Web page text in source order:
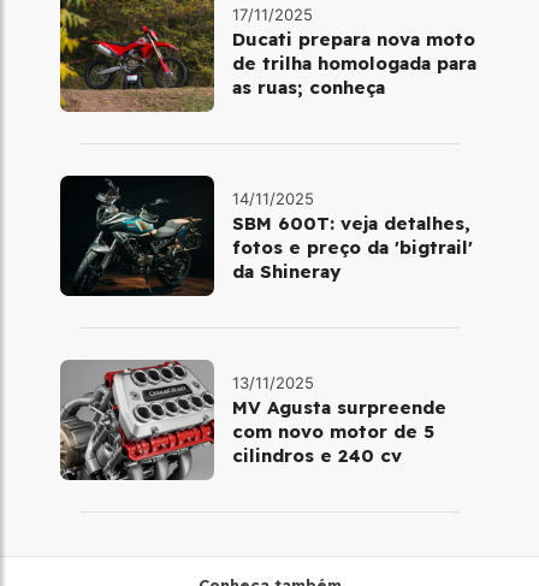
17/11/2025
Ducati prepara nova moto
de trilha homologada para
as ruas; conheça
14/11/2025
SBM 600T: veja detalhes,
fotos e preço da 'bigtrail'
da Shineray
13/11/2025
MV Agusta surpreende
com novo motor de 5
cilindros e 240 cv